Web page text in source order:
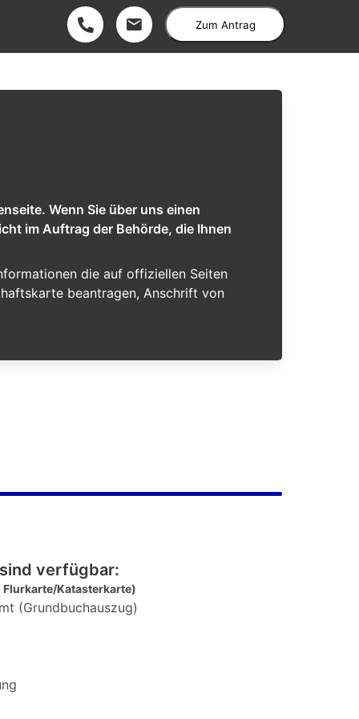
Zum Antrag
Wenn Sie über uns einen
im Auftrag der Behörde, die Ihnen
die auf offiziellen Seiten
beantragen, Anschrift von
verfügbar:
Flurkarte/Katasterkarte)
(Grundbuchauszug)